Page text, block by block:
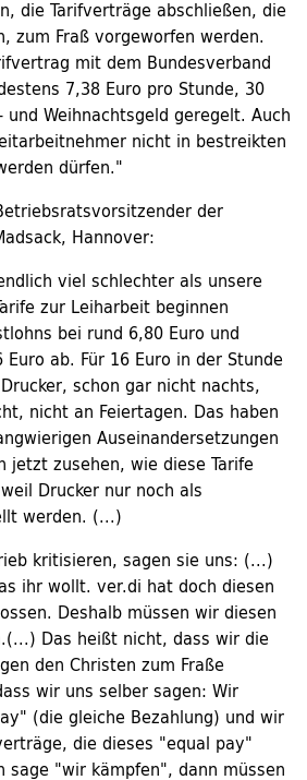
die Tarifverträge abschließen, die
zum Fraß vorgeworfen werden.
mit dem Bundesverband
7,38 Euro pro Stunde, 30
und Weihnachtsgeld geregelt. Auch
nicht in bestreikten
dürfen."
der
Hannover:
viel schlechter als unsere
zur Leiharbeit beginnen
bei rund 6,80 Euro und
ab. Für 16 Euro in der Stunde
schon gar nicht nachts,
nicht an Feiertagen. Das haben
Auseinandersetzungen
jetzt zusehen, wie diese Tarife
Drucker nur noch als
werden. (...)
kritisieren, sagen sie uns: (...)
ihr wollt. ver.di hat doch diesen
Deshalb müssen wir diesen
Das heißt nicht, dass wir die
den Christen zum Fraße
wir uns selber sagen: Wir
(die gleiche Bezahlung) und wir
die dieses "equal pay"
sage "wir kämpfen", dann müssen